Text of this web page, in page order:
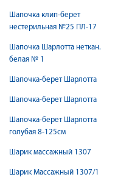
Шапочка клип-берет
нестерильная №25 ПЛ-17
Шапочка Шарлотта неткан.
белая № 1
Шапочка-берет Шарлотта
Шапочка-берет Шарлотта
Шапочка-берет Шарлотта
голубая 8-125см
Шарик массажный 1307
Шарик Массажный 1307/1